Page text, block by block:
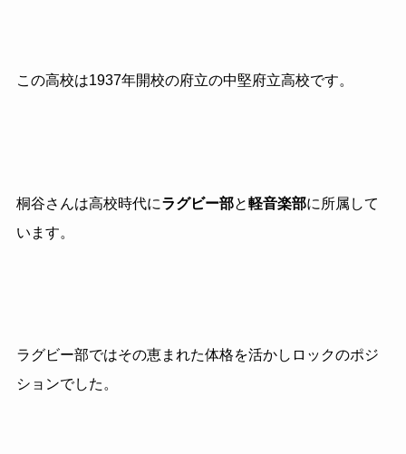
この高校は1937年開校の府立の中堅府立高校です。
桐谷さんは高校時代にラグビー部と軽音楽部に所属して
います。
ラグビー部ではその恵まれた体格を活かしロックのポジ
ションでした。